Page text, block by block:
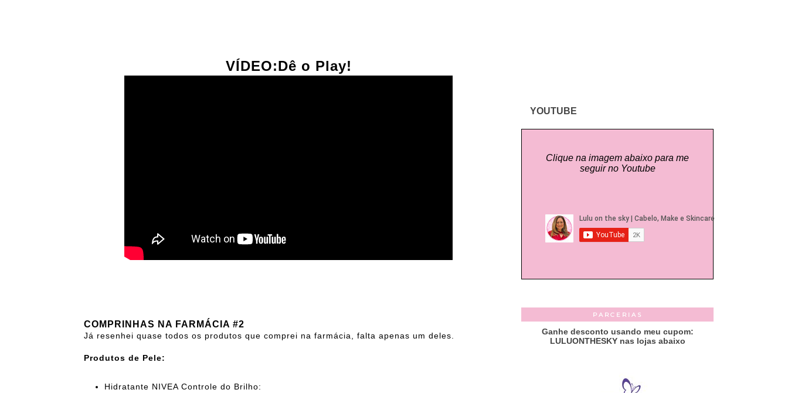
VÍDEO:Dê o Play!
COMPRINHAS NA FARMÁCIA #2
Já resenhei quase todos os produtos que comprei na farmácia, falta apenas um deles.
Produtos de Pele:
Hidratante NIVEA Controle do Brilho:
YOUTUBE
Clique na imagem abaixo para me
seguir no Youtube
PARCERIAS
Ganhe desconto usando meu cupom:
LULUONTHESKY nas lojas abaixo